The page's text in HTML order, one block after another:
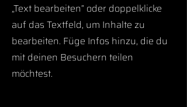
„Text bearbeiten” oder doppelklicke
auf das Textfeld, um Inhalte zu
bearbeiten. Füge Infos hinzu, die du
mit deinen Besuchern teilen
möchtest.